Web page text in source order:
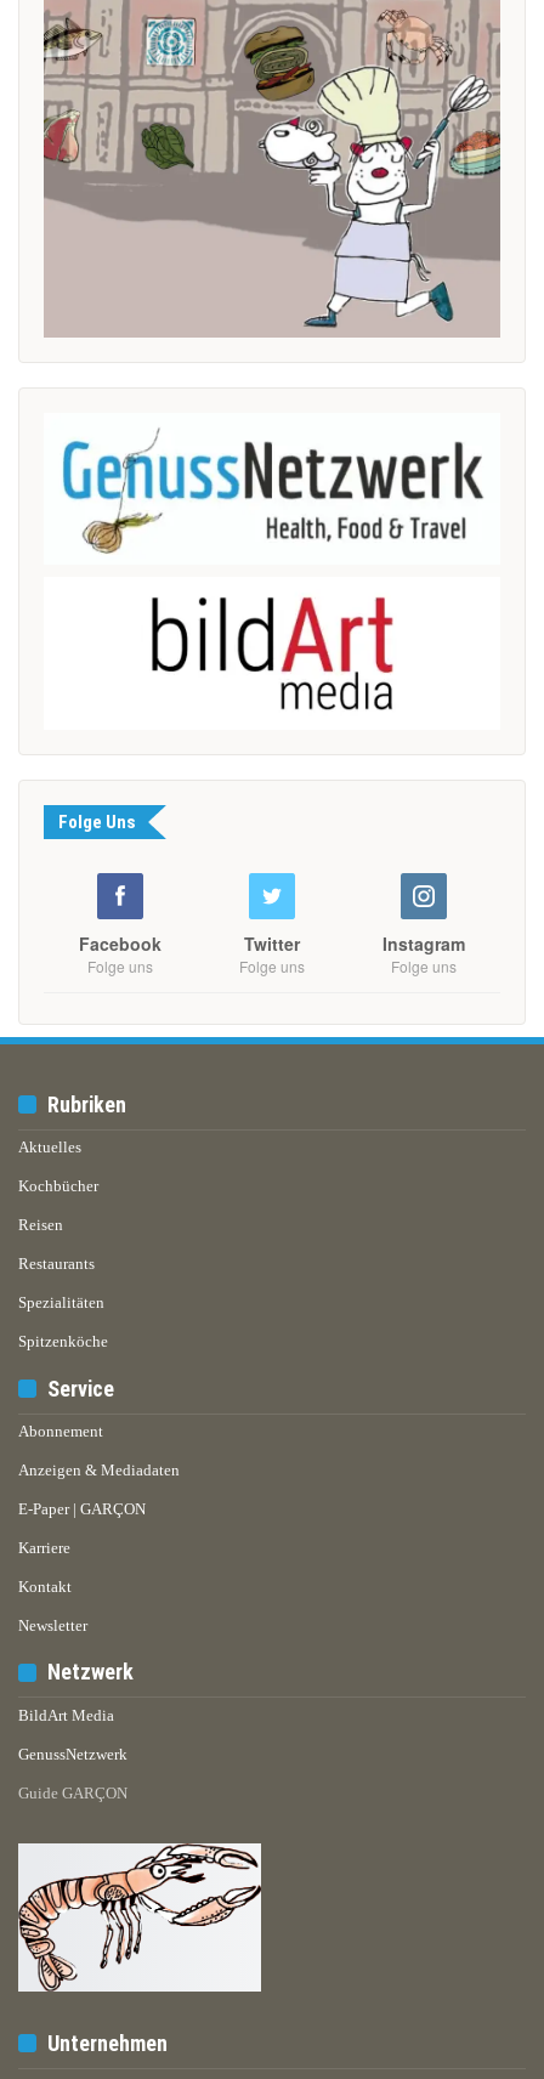
Folge Uns
Facebook
Folge uns
Twitter
Folge uns
Instagram
Folge uns
Rubriken
Aktuelles
Kochbücher
Reisen
Restaurants
Spezialitäten
Spitzenköche
Service
Abonnement
Anzeigen & Mediadaten
E-Paper | GARÇON
Karriere
Kontakt
Newsletter
Netzwerk
BildArt Media
GenussNetzwerk
Guide GARÇON
Unternehmen